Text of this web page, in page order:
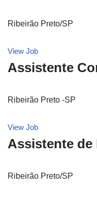
Ribeirão Preto/SP
View Job
Assistente
Ribeirão Preto -SP
View Job
Assistente de
Ribeirão Preto/SP